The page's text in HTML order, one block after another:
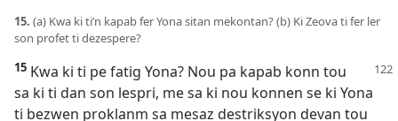
15. (a) Kwa ki ti’n kapab fer Yona sitan mekontan? (b) Ki Zeova ti fer ler
son profet ti dezespere?
15 Kwa ki ti pe fatig Yona? Nou pa kapab konn tou
sa ki ti dan son lespri, me sa ki nou konnen se ki Yona
ti bezwen proklanm sa mesaz destriksyon devan tou